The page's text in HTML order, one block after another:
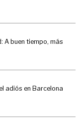
A buen tiempo, más
adiós en Barcelona